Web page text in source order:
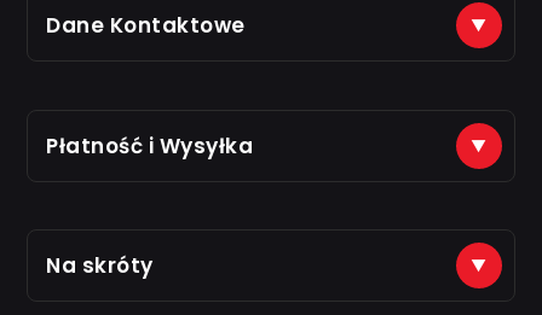
Dane Kontaktowe
(+48) 888 561 463
na e-maile odpisujemy od 8.00 do 16.00
Płatność i Wysyłka
Just7Gym
Na skróty